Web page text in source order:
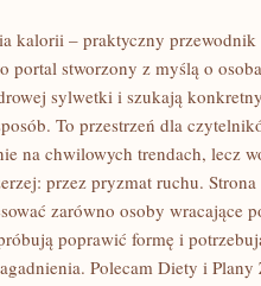
kalorii – praktyczny
portal stworzony z myślą o
sylwetki i szukają
To przestrzeń dla
na chwilowych trendach, lecz
przez pryzmat ruchu.
zarówno osoby wracające
poprawić formę i
Polecam Diety i